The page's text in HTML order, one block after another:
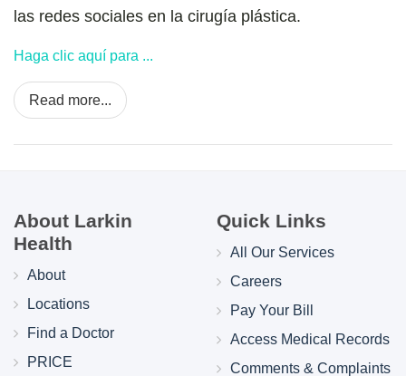
las redes sociales en la cirugía plástica.
Haga clic aquí para ...
Read more...
About Larkin
Health
About
Locations
Find a Doctor
PRICE
Quick Links
All Our Services
Careers
Pay Your Bill
Access Medical Records
Comments & Complaints